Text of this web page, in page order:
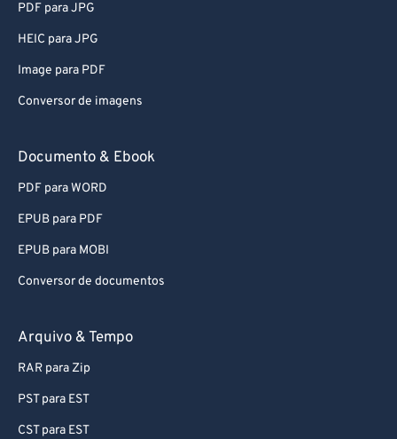
PDF para JPG
HEIC para JPG
Image para PDF
Conversor de imagens
Documento & Ebook
PDF para WORD
EPUB para PDF
EPUB para MOBI
Conversor de documentos
Arquivo & Tempo
RAR para Zip
PST para EST
CST para EST